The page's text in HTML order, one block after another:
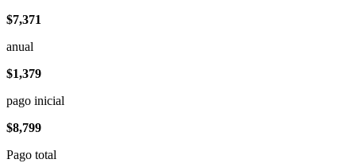
$7,371
anual
$1,379
pago inicial
$8,799
Pago total